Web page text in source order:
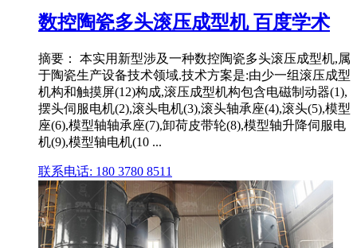
数控陶瓷多头滚压成型机 百度学术
摘要： 本实用新型涉及一种数控陶瓷多头滚压成型机,属
于陶瓷生产设备技术领域.技术方案是:由少一组滚压成型
机构和触摸屏(12)构成,滚压成型机构包含电磁制动器(1),
摆头伺服电机(2),滚头电机(3),滚头轴承座(4),滚头(5),模型
座(6),模型轴轴承座(7),卸荷皮带轮(8),模型轴升降伺服电
机(9),模型轴电机(10 ...
联系电话: 180 3780 8511